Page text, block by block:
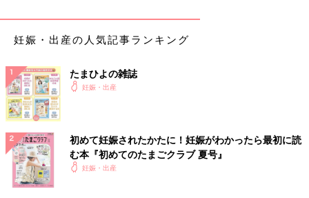
妊娠・出産の人気記事ランキング
たまひよの雑誌
妊娠・出産
初めて妊娠されたかたに！妊娠がわかったら最初に読
む本『初めてのたまごクラブ 夏号』
妊娠・出産